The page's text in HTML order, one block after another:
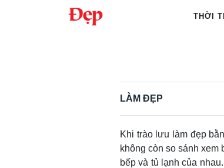
THỜI
LÀM ĐẸP
Khi trào lưu làm đẹp
không còn so sánh
bếp và tủ lạnh của